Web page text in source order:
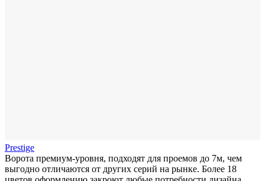
Prestige
Ворота премиум-уровня, подходят для проемов до 7м, чем
выгодно отличаются от других серий на рынке. Более 18